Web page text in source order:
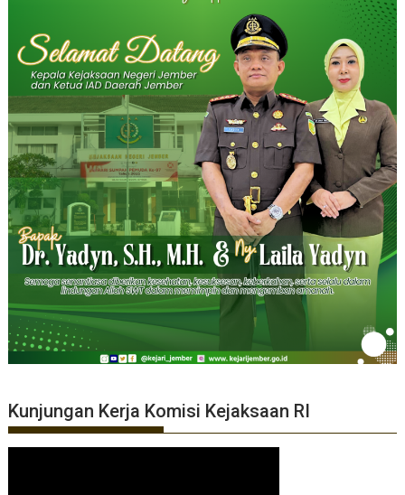
Kunjungan Kerja Komisi Kejaksaan RI